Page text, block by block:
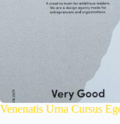
Venenatis Urna Cursus